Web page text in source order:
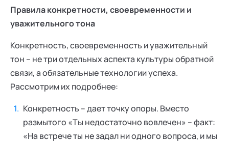
Правила конкретности, своевременности и
уважительного тона
Конкретность, своевременность и уважительный
тон – не три отдельных аспекта культуры обратной
связи, а обязательные технологии успеха.
Рассмотрим их подробнее:
Конкретность – дает точку опоры. Вместо
размытого «Ты недостаточно вовлечен» – факт:
«На встрече ты не задал ни одного вопроса, и мы